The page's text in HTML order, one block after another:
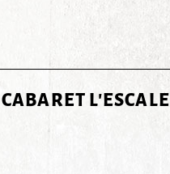
CABARET L'ESCALE